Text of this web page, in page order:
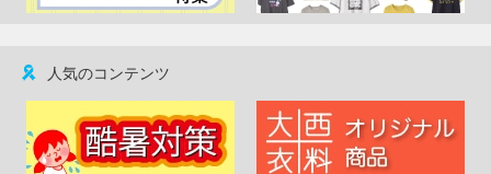
人気のコンテンツ